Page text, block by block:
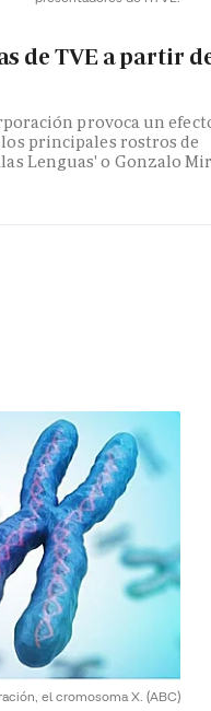
de TVE a partir
provoca un
principales rostros de
Lenguas' o Gonzalo
el cromosoma X. (ABC)